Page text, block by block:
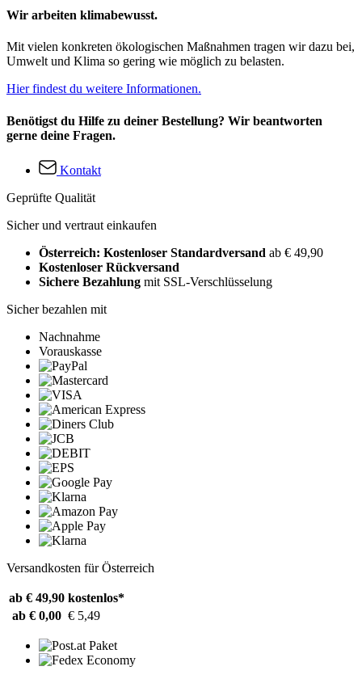
Wir arbeiten klimabewusst.
Mit vielen konkreten ökologischen Maßnahmen tragen wir dazu bei,
Umwelt und Klima so gering wie möglich zu belasten.
Hier findest du weitere Informationen.
Benötigst du Hilfe zu deiner Bestellung? Wir beantworten
gerne deine Fragen.
Kontakt
Geprüfte Qualität
Sicher und vertraut einkaufen
Österreich: Kostenloser Standardversand ab € 49,90
Kostenloser Rückversand
Sichere Bezahlung mit SSL-Verschlüsselung
Sicher bezahlen mit
Nachnahme
Vorauskasse
Versandkosten für Österreich
ab € 49,90 kostenlos*
ab € 0,00 € 5,49